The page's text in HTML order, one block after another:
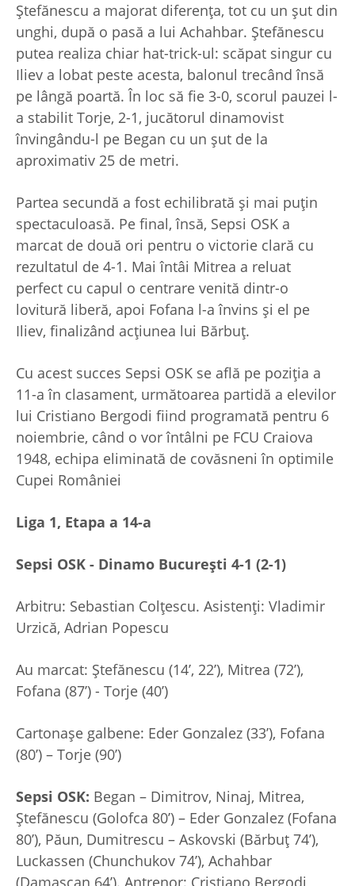
Ștefănescu a majorat diferența, tot cu un șut din
unghi, după o pasă a lui Achahbar. Ștefănescu
putea realiza chiar hat-trick-ul: scăpat singur cu
Iliev a lobat peste acesta, balonul trecând însă
pe lângă poartă. În loc să fie 3-0, scorul pauzei l-
a stabilit Torje, 2-1, jucătorul dinamovist
învingându-l pe Began cu un șut de la
aproximativ 25 de metri.
Partea secundă a fost echilibrată și mai puțin
spectaculoasă. Pe final, însă, Sepsi OSK a
marcat de două ori pentru o victorie clară cu
rezultatul de 4-1. Mai întâi Mitrea a reluat
perfect cu capul o centrare venită dintr-o
lovitură liberă, apoi Fofana l-a învins și el pe
Iliev, finalizând acțiunea lui Bărbuț.
Cu acest succes Sepsi OSK se află pe poziția a
11-a în clasament, următoarea partidă a elevilor
lui Cristiano Bergodi fiind programată pentru 6
noiembrie, când o vor întâlni pe FCU Craiova
1948, echipa eliminată de covăsneni în optimile
Cupei României
Liga 1, Etapa a 14-a
Sepsi OSK - Dinamo București 4-1 (2-1)
Arbitru: Sebastian Colțescu. Asistenți: Vladimir
Urzică, Adrian Popescu
Au marcat: Ștefănescu (14’, 22’), Mitrea (72’),
Fofana (87’) - Torje (40’)
Cartonașe galbene: Eder Gonzalez (33’), Fofana
(80’) – Torje (90’)
Sepsi OSK: Began – Dimitrov, Ninaj, Mitrea,
Ștefănescu (Golofca 80’) – Eder Gonzalez (Fofana
80’), Păun, Dumitrescu – Askovski (Bărbuț 74’),
Luckassen (Chunchukov 74’), Achahbar